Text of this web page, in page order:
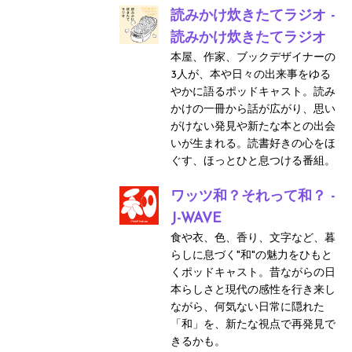
読みかけ炊きたてラジオ -
読みかけ炊きたてラジオ
本屋、作家、ブックデザイナーの
3人が、本や日々の出来事をゆる
やかに語るポッドキャスト。読み
かけの一冊から話が広がり、思い
がけない発見や新たな本との出会
いが生まれる。読書好きの心をほ
ぐす、ほっとひと息つける番組。
ワッツ和？それって和？ -
J-WAVE
食や衣、色、香り、文字など、暮
らしに息づく"和"の魅力をひもと
くポッドキャスト。昔ながらの日
本らしさと現代の感性を行き来し
ながら、何気ない日常に隠れた
「和」を、新たな視点で再発見で
きるかも。